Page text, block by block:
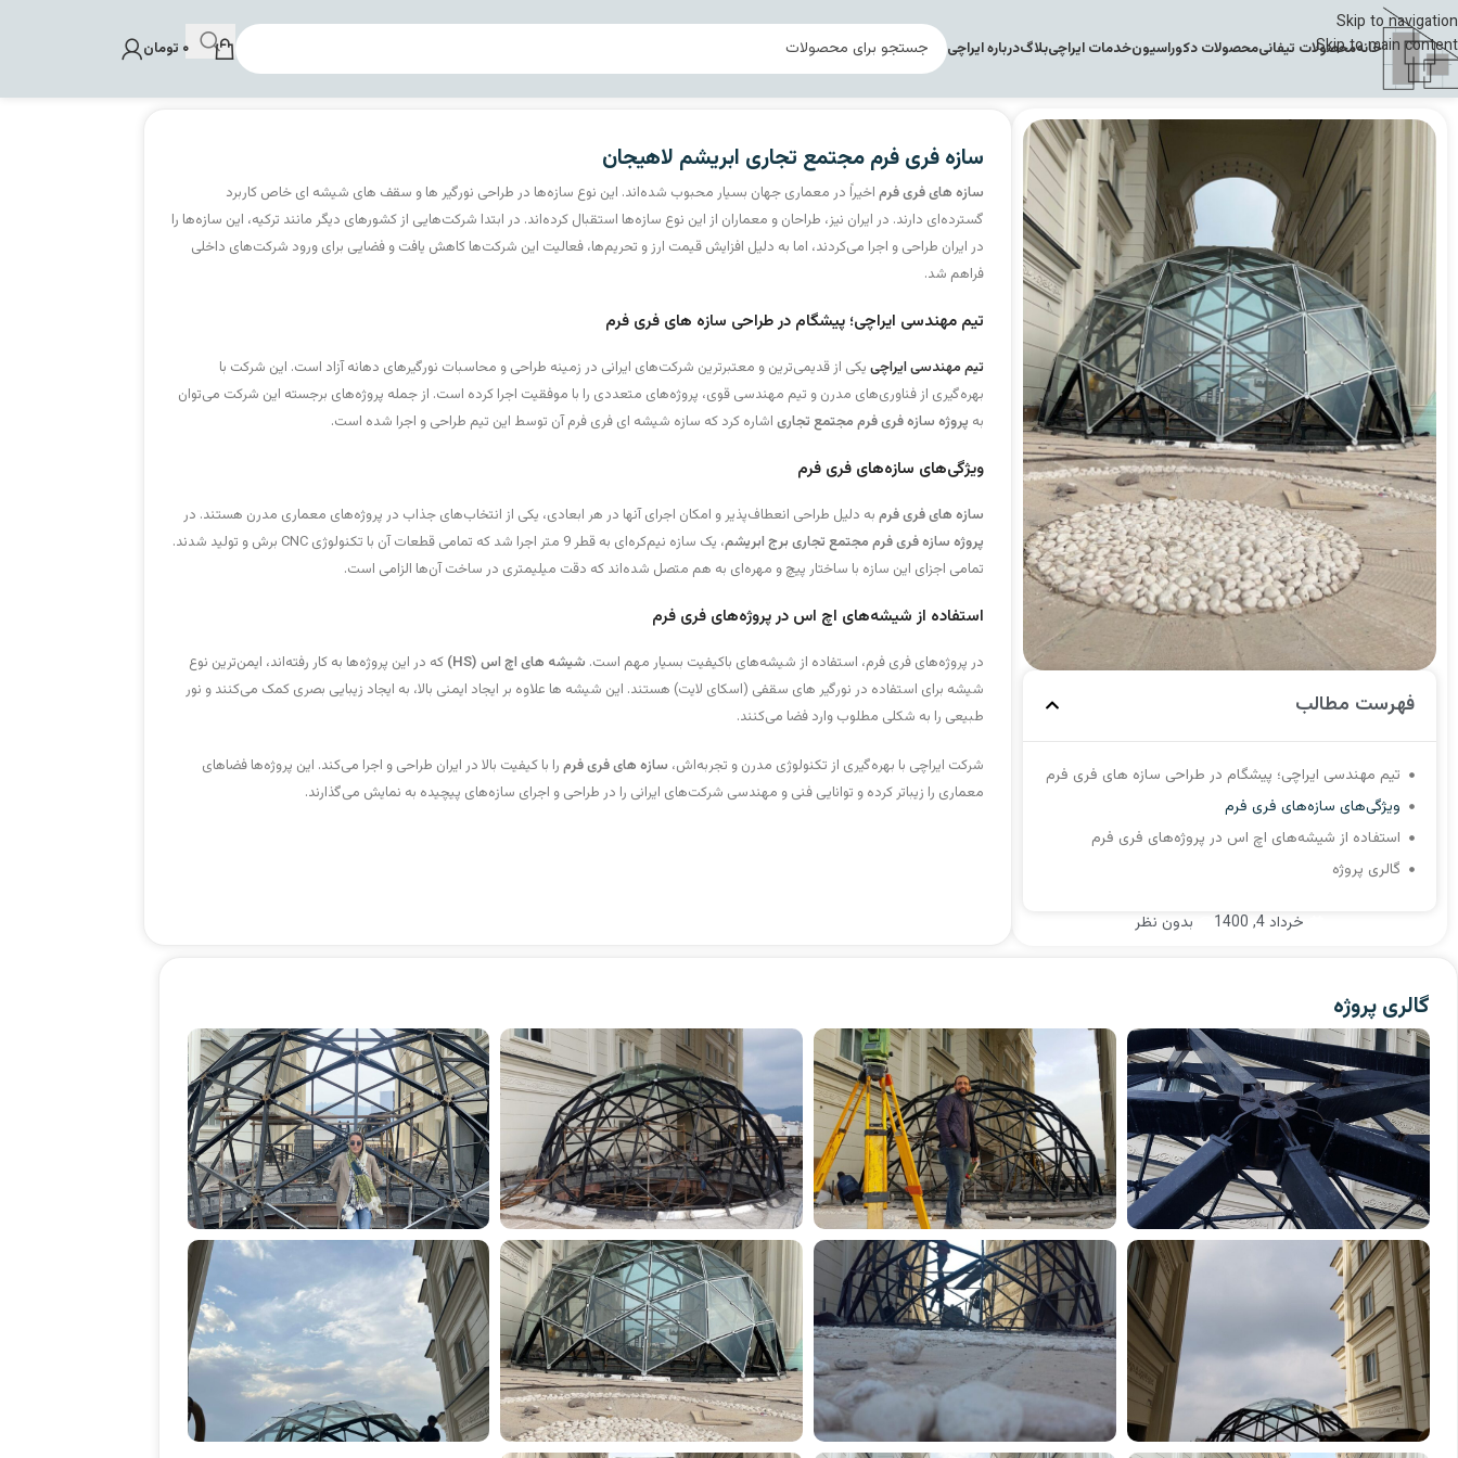
Skip to navigation
Skip to main content
خانهمحصولات تیفانیمحصولات دکوراسیونخدمات ایراچیبلاگدرباره ایراچی ۰ تومان
فهرست مطالب
تیم مهندسی ایراچی؛ پیشگام در طراحی سازه های فری فرم
ویژگی‌های سازه‌های فری فرم
استفاده از شیشه‌های اچ اس در پروژه‌های فری فرم
گالری پروژه
خرداد 4, 1400 بدون نظر
سازه فری فرم مجتمع تجاری ابریشم لاهیجان
سازه های فری فرماخیراً در معماری جهان بسیار محبوب شده‌اند. این نوع سازه‌ها در طراحی نورگیر ها و سقف های شیشه ای خاص کاربرد
گسترده‌ای دارند. در ایران نیز، طراحان و معماران از این نوع سازه‌ها استقبال کرده‌اند. در ابتدا شرکت‌هایی از کشورهای دیگر مانند ترکیه، این سازه‌ها را
در ایران طراحی و اجرا می‌کردند، اما به دلیل افزایش قیمت ارز و تحریم‌ها، فعالیت این شرکت‌ها کاهش یافت و فضایی برای ورود شرکت‌های داخلی
فراهم شد.
تیم مهندسی ایراچی؛ پیشگام در طراحی سازه های فری فرم
تیم مهندسی ایراچییکی از قدیمی‌ترین و معتبرترین شرکت‌های ایرانی در زمینه طراحی و محاسبات نورگیرهای دهانه آزاد است. این شرکت با
بهره‌گیری از فناوری‌های مدرن و تیم مهندسی قوی، پروژه‌های متعددی را با موفقیت اجرا کرده است. از جمله پروژه‌های برجسته این شرکت می‌توان
به پروژه سازه فری فرم مجتمع تجاری اشاره کرد که سازه شیشه ای فری فرم آن توسط این تیم طراحی و اجرا شده است.
ویژگی‌های سازه‌های فری فرم
سازه های فری فرمبه دلیل طراحی انعطاف‌پذیر و امکان اجرای آنها در هر ابعادی، یکی از انتخاب‌های جذاب در پروژه‌های معماری مدرن هستند. در
پروژه سازه فری فرم مجتمع تجاری برج ابریشم
، یک سازه نیم‌کره‌ای به قطر 9 متر اجرا شد که تمامی قطعات آن با تکنولوژی CNC برش و تولید شدند.
تمامی اجزای این سازه با ساختار پیچ و مهره‌ای به هم متصل شده‌اند که دقت میلیمتری در ساخت آن‌ها الزامی است.
استفاده از شیشه‌های اچ اس در پروژه‌های فری فرم
در پروژه‌های فری فرم، استفاده از شیشه‌های باکیفیت بسیار مهم است. شیشه های اچ اس (HS)
که در این پروژه‌ها به کار رفته‌اند، ایمن‌ترین نوع
شیشه برای استفاده در نورگیر های سقفی (اسکای لایت) هستند. این شیشه ها علاوه بر ایجاد ایمنی بالا، به ایجاد زیبایی بصری کمک می‌کنند و نور
طبیعی را به شکلی مطلوب وارد فضا می‌کنند.
شرکت ایراچی با بهره‌گیری از تکنولوژی مدرن و تجربه‌اش، سازه‌ های فری فرمرا با کیفیت بالا در ایران طراحی و اجرا می‌کند. این پروژه‌ها فضاهای
معماری را زیباتر کرده و توانایی فنی و مهندسی شرکت‌های ایرانی را در طراحی و اجرای سازه‌های پیچیده به نمایش می‌گذارند.
گالری پروژه